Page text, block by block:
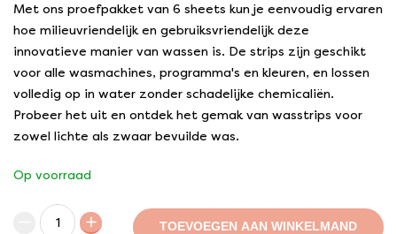
Met ons proefpakket van 6 sheets kun je eenvoudig ervaren
hoe milieuvriendelijk en gebruiksvriendelijk deze
innovatieve manier van wassen is. De strips zijn geschikt
voor alle wasmachines, programma's en kleuren, en lossen
volledig op in water zonder schadelijke chemicaliën.
Probeer het uit en ontdek het gemak van wasstrips voor
zowel lichte als zwaar bevuilde was.
Op voorraad
TOEVOEGEN AAN WINKELMAND